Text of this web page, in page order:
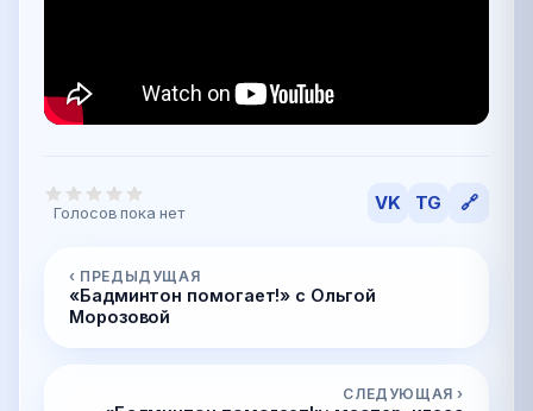
Голосов пока нет VK TG 🔗
‹ ПРЕДЫДУЩАЯ
«Бадминтон помогает!» с Ольгой
Морозовой
СЛЕДУЮЩАЯ ›